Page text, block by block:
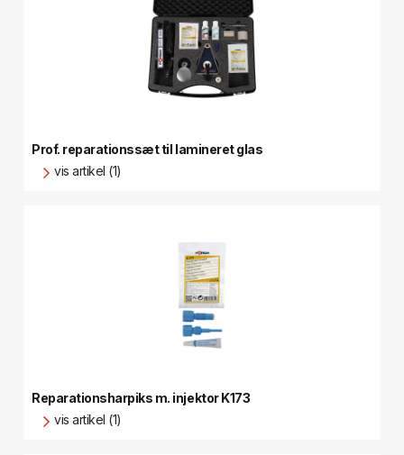
Prof. reparationssæt til lamineret glas
vis artikel (1)
Reparationsharpiks m. injektor K173
vis artikel (1)